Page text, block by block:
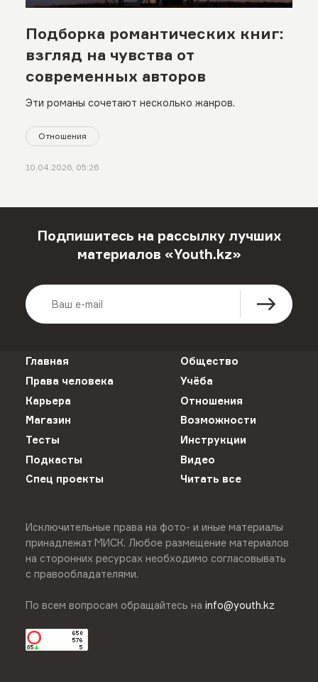
Подборка романтических книг:
взгляд на чувства от
современных авторов
Эти романы сочетают несколько жанров.
Отношения
10.04.2026, 05:26
Подпишитесь на рассылку лучших
материалов «Youth.kz»
Главная
Общество
Права человека
Учёба
Карьера
Отношения
Магазин
Возможности
Тесты
Инструкции
Подкасты
Видео
Спец проекты
Читать все
Исключительные права на фото- и иные материалы
принадлежат МИСК. Любое размещение материалов
на сторонних ресурсах необходимо согласовывать
с правообладателями.
По всем вопросам обращайтесь на info@youth.kz